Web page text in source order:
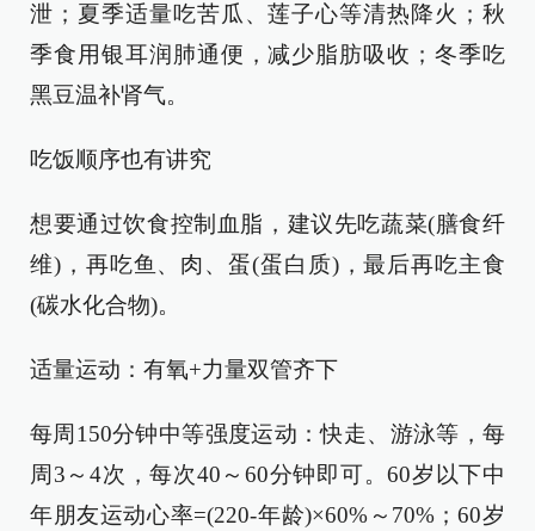
泄；夏季适量吃苦瓜、莲子心等清热降火；秋
季食用银耳润肺通便，减少脂肪吸收；冬季吃
黑豆温补肾气。
吃饭顺序也有讲究
想要通过饮食控制血脂，建议先吃蔬菜(膳食纤
维)，再吃鱼、肉、蛋(蛋白质)，最后再吃主食
(碳水化合物)。
适量运动：有氧+力量双管齐下
每周150分钟中等强度运动：快走、游泳等，每
周3～4次，每次40～60分钟即可。60岁以下中
年朋友运动心率=(220-年龄)×60%～70%；60岁